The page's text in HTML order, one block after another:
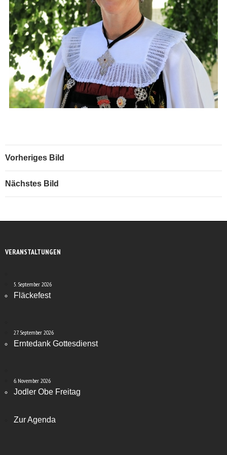
Vorheriges Bild
Nächstes Bild
VERANSTALTUNGEN
5. September 2026
Fläckefest
27. September 2026
Erntedank Gottesdienst
6. November 2026
Jodler Obe Freitag
Zur Agenda